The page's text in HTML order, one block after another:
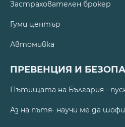
Застрахователен брокер
Гуми център
Автомивка
ПРЕВЕНЦИЯ И
Пътищата на България -
Аз на пътя- научи ме да